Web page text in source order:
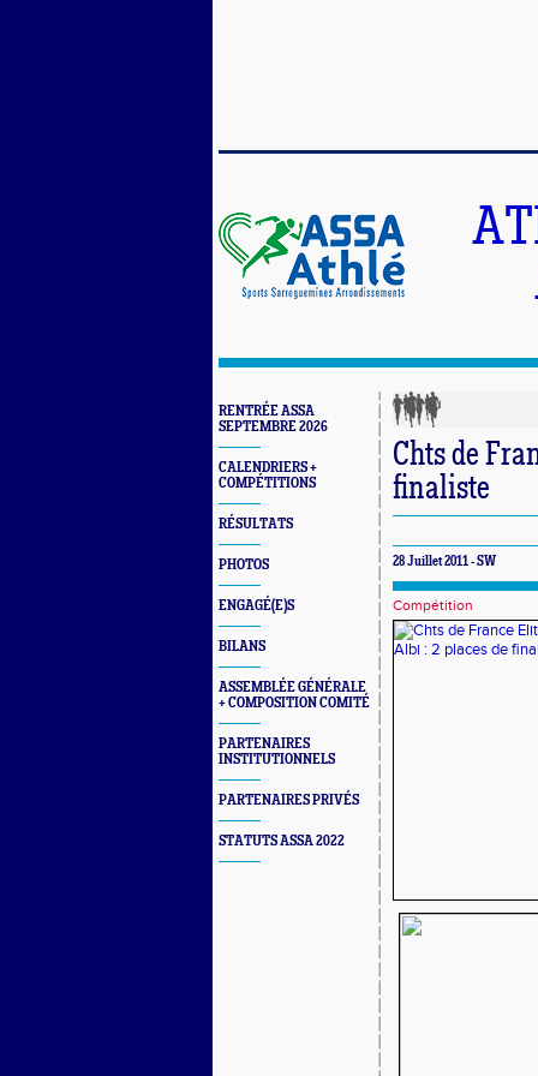
RENTRÉE ASSA
SEPTEMBRE 2026
CALENDRIERS +
COMPÉTITIONS
RÉSULTATS
PHOTOS
ENGAGÉ(E)S
BILANS
ASSEMBLÉE GÉNÉRALE
+ COMPOSITION COMITÉ
PARTENAIRES
INSTITUTIONNELS
PARTENAIRES PRIVÉS
STATUTS ASSA 2022
Chts de
finaliste
28 Juillet 2011 - SW
Compétition